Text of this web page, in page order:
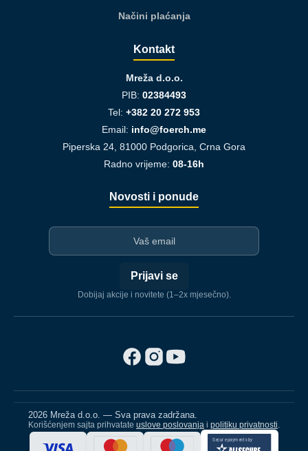
Načini plaćanja
Kontakt
Mreža d.o.o.
PIB: 02384493
Tel: +382 20 272 953
Email: info@foerch.me
Piperska 24, 81000 Podgorica, Crna Gora
Radno vrijeme: 08-16h
Novosti i ponude
Prijavi se
Dobijaj akcije i novitete (1–2x mjesečno).
2026 Mreža d.o.o. — Sva prava zadržana.
Korišćenjem sajta prihvatate uslove poslovanja i politiku privatnosti.